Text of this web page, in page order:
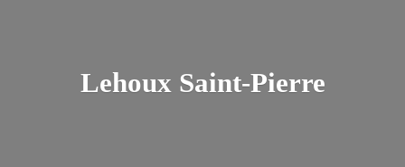
Lehoux Saint-Pierre